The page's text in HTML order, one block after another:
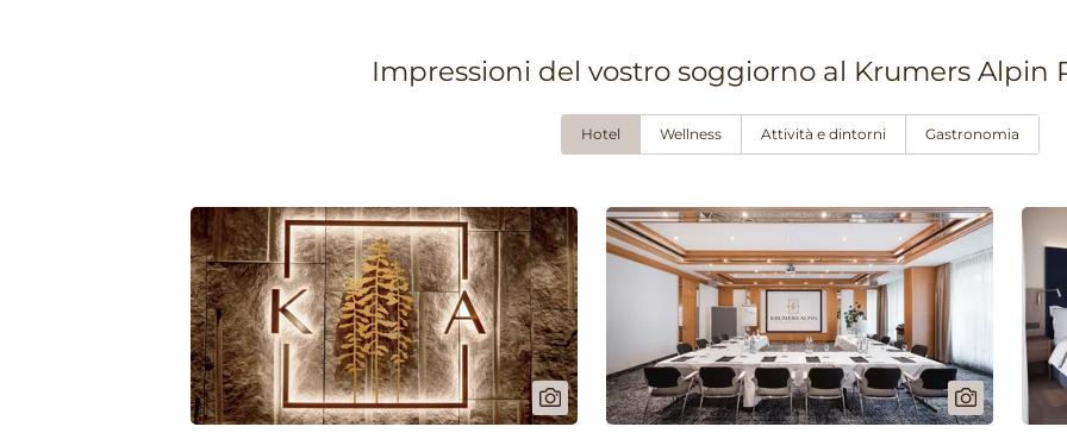
Impressioni del vostro soggiorno al Krumers Alpin
Hotel Wellness Attività e dintorni Gastronomia